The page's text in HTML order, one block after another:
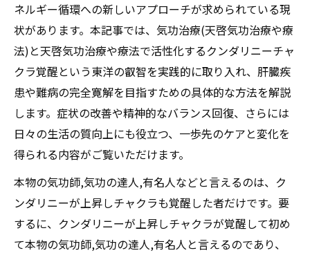
ネルギー循環への新しいアプローチが求められている現
状があります。本記事では、気功治療(天啓気功治療や療
法)と天啓気功治療や療法で活性化するクンダリニーチャ
クラ覚醒という東洋の叡智を実践的に取り入れ、肝臓疾
患や難病の完全寛解を目指すための具体的な方法を解説
します。症状の改善や精神的なバランス回復、さらには
日々の生活の質向上にも役立つ、一歩先のケアと変化を
得られる内容がご覧いただけます。
本物の気功師,気功の達人,有名人などと言えるのは、ク
ンダリニーが上昇しチャクラも覚醒した者だけです。要
するに、クンダリニーが上昇しチャクラが覚醒して初め
て本物の気功師,気功の達人,有名人と言えるのであり、